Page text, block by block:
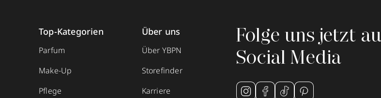
Top-Kategorien
Parfum
Make-Up
Pflege
Über uns
Über YBPN
Storefinder
Karriere
Folge uns jetzt
Social Media